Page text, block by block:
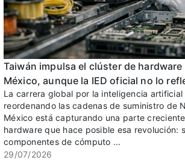
Taiwán impulsa el clúster de hardware
México, aunque la IED oficial no lo
La carrera global por la inteligencia artificial
reordenando las cadenas de suministro de
México está capturando una parte
hardware que hace posible esa revolución:
componentes de cómputo ...
29/07/2026